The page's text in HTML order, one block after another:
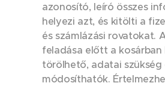
azonosító, leíró összes
helyezi azt, és kitölti a
és számlázási rovatokat.
feladása előtt a
törölhető, adatai szükség
módosíthatók.